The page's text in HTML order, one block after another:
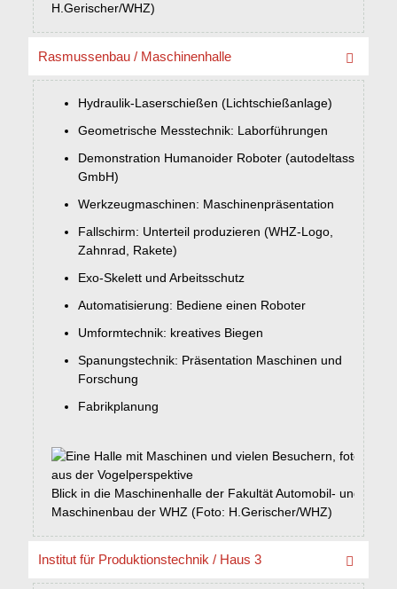
H.Gerischer/WHZ)
Rasmussenbau / Maschinenhalle
Blick in die Maschinenhalle der Fakultät Automobil- und
Maschinenbau der WHZ (Foto: H.Gerischer/WHZ)
Hydraulik-Laserschießen (Lichtschießanlage)
Geometrische Messtechnik: Laborführungen
Demonstration Humanoider Roboter (autodeltass
GmbH)
Werkzeugmaschinen: Maschinenpräsentation
Fallschirm: Unterteil produzieren (WHZ-Logo,
Zahnrad, Rakete)
Exo-Skelett und Arbeitsschutz
Automatisierung: Bediene einen Roboter
Umformtechnik: kreatives Biegen
Spanungstechnik: Präsentation Maschinen und
Forschung
Fabrikplanung
Institut für Produktionstechnik / Haus 3